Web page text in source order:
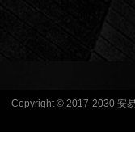
Copyright © 2017-2030 安